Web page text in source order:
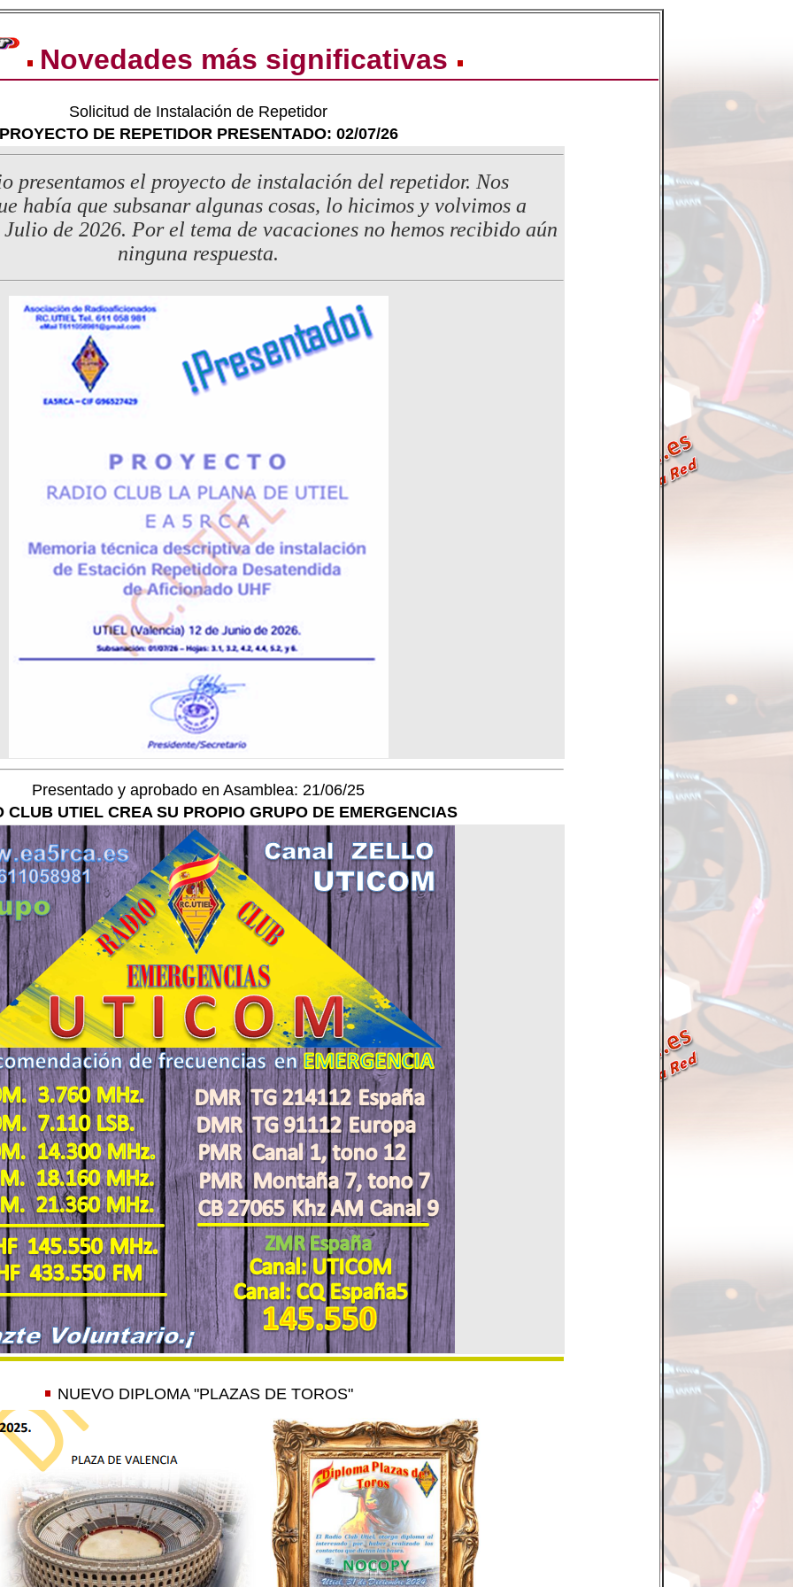
Novedades más significativas
Solicitud de Instalación de Repetidor
DE REPETIDOR PRESENTADO: 02/07/26
presentamos el proyecto de instalación del repetidor. Nos
había que subsanar algunas cosas, lo hicimos y volvimos a
de 2026. Por el tema de vacaciones no hemos recibido aún
ninguna respuesta.
Presentado y aprobado en Asamblea: 21/06/25
CLUB UTIEL CREA SU PROPIO GRUPO DE EMERGENCIAS
NUEVO DIPLOMA "PLAZAS DE TOROS"